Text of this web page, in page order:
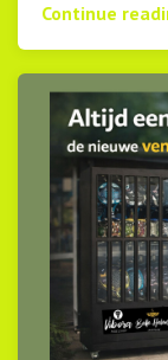
Continue